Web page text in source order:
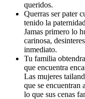
queridos.
Querras ser pater
tenido la
Jamas primero lo
carinosa,
inmediato.
Tu familia
que encuentra
Las mujeres
que se encuentran
lo que sus cenas